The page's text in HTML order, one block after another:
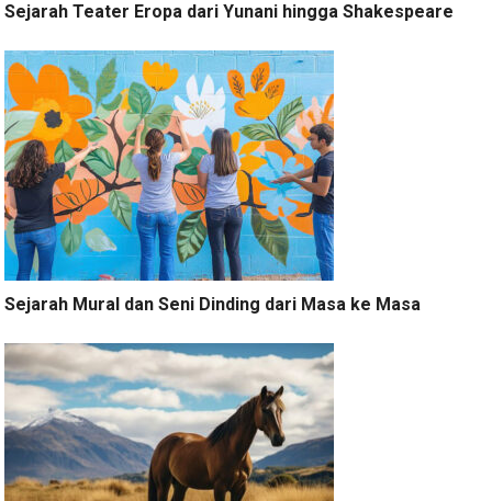
Sejarah Teater Eropa dari Yunani hingga Shakespeare
Sejarah Mural dan Seni Dinding dari Masa ke Masa